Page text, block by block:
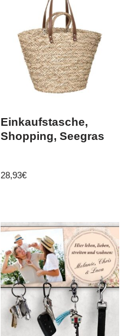
Einkaufstasche,
Shopping, Seegras
28,93€